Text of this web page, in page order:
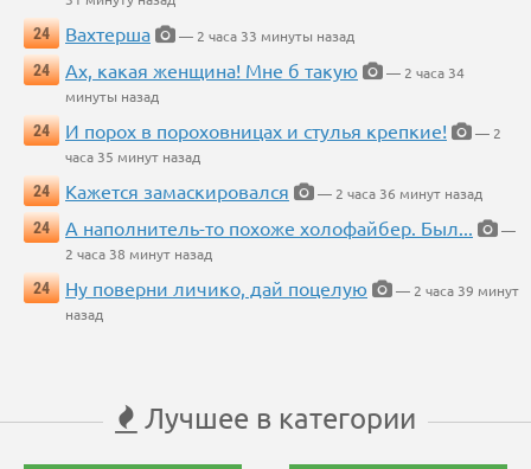
24
Вахтерша
— 2 часа 33 минуты назад
24
Ах, какая женщина! Мне б такую
— 2 часа 34
минуты назад
24
И порох в пороховницах и стулья крепкие!
— 2
часа 35 минут назад
24
Кажется замаскировался
— 2 часа 36 минут назад
24
А наполнитель-то похоже холофайбер. Был...
—
2 часа 38 минут назад
24
Ну поверни личико, дай поцелую
— 2 часа 39 минут
назад
Лучшее в категории